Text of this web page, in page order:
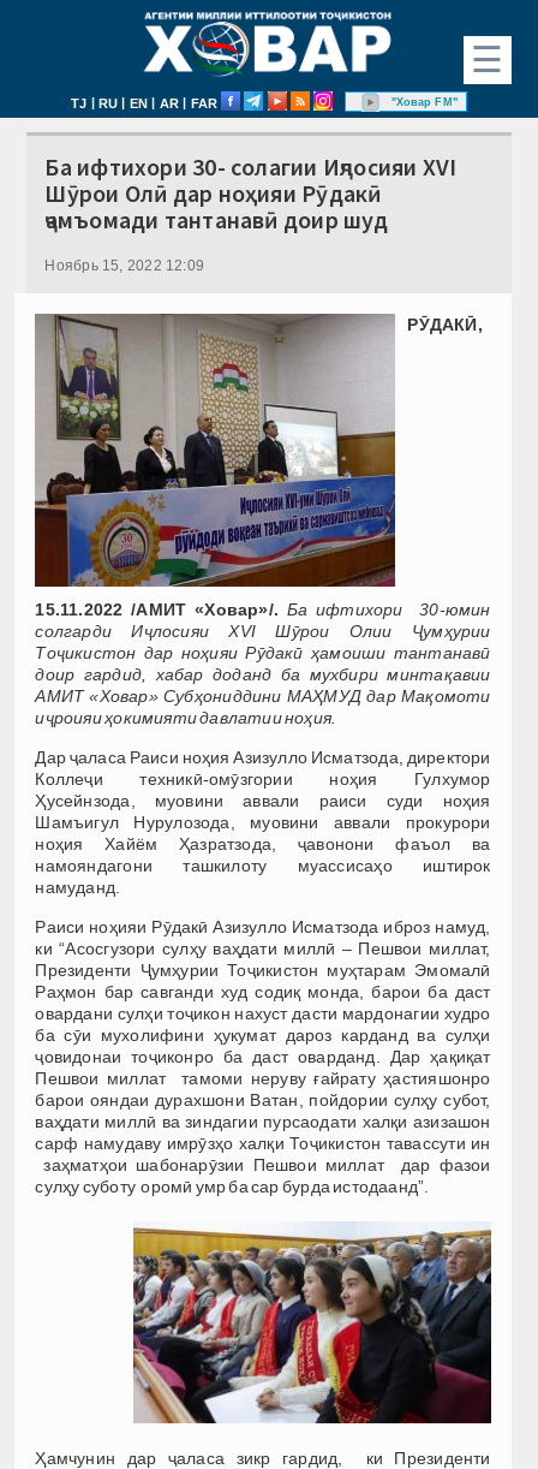
☰
TJ | RU | EN | AR | FAR "Ховар FM"
Ба ифтихори 30- cолагии Иҷлосияи XVI
Шӯрои Олӣ дар ноҳияи Рӯдакӣ
ҷамъомади тантанавӣ доир шуд
Ноябрь 15, 2022 12:09
РӮДАКӢ,
15.11.2022 /АМИТ «Ховар»/. Ба ифтихори 30-юмин
солгарди Иҷлосияи XVI Шӯрои Олии Ҷумҳурии
Тоҷикистон дар ноҳияи Рӯдакӣ ҳамоиши тантанавӣ
доир гардид, хабар доданд ба мухбири минтақавии
АМИТ «Ховар» Субҳониддини МАҲМУД дар Мақомоти
иҷроияи ҳокимияти давлатии ноҳия.
Дар ҷаласа Раиси ноҳия Азизулло Исматзода, директори
Коллеҷи техникӣ-омӯзгории ноҳия Гулхумор
Ҳусейнзода, муовини аввали раиси суди ноҳия
Шамъигул Нурулозода, муовини аввали прокурори
ноҳия Хайём Ҳазратзода, ҷавонони фаъол ва
намояндагони ташкилоту муассисаҳо иштирок
намуданд.
Раиси ноҳияи Рӯдакӣ Азизулло Исматзода иброз намуд,
ки “Асосгузори сулҳу ваҳдати миллӣ – Пешвои миллат,
Президенти Ҷумҳурии Тоҷикистон муҳтарам Эмомалӣ
Раҳмон бар савганди худ содиқ монда, барои ба даст
овардани сулҳи тоҷикон нахуст дасти мардонагии худро
ба сӯи мухолифини ҳукумат дароз карданд ва сулҳи
ҷовидонаи тоҷиконро ба даст оварданд. Дар ҳақиқат
Пешвои миллат тамоми неруву ғайрату ҳастияшонро
барои ояндаи дурахшони Ватан, пойдории сулҳу субот,
ваҳдати миллӣ ва зиндагии пурсаодати халқи азизашон
сарф намудаву имрӯзҳо халқи Тоҷикистон тавассути ин
заҳматҳои шабонарӯзии Пешвои миллат дар фазои
сулҳу суботу оромӣ умр ба cap бурда истодаанд”.
Ҳамчунин дар ҷаласа зикр гардид, ки Президенти